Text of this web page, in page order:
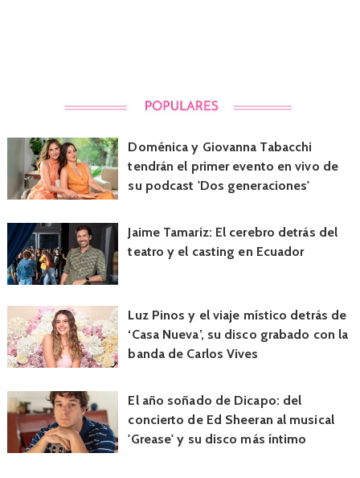
Doménica y Giovanna Tabacchi
tendrán el primer evento en vivo de
su podcast 'Dos generaciones'
Jaime Tamariz: El cerebro detrás del
teatro y el casting en Ecuador
Luz Pinos y el viaje místico detrás de
‘Casa Nueva’, su disco grabado con la
banda de Carlos Vives
El año soñado de Dicapo: del
concierto de Ed Sheeran al musical
'Grease' y su disco más íntimo